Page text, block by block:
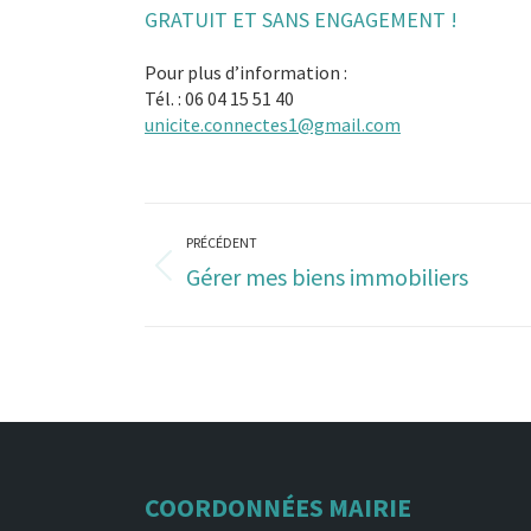
GRATUIT ET SANS ENGAGEMENT !
Pour plus d’information :
Tél. : 06 04 15 51 40
unicite.connectes1@gmail.com
ARTICLE
PRÉCÉDENT
Article
Gérer mes biens immobiliers
COORDONNÉES MAIRIE